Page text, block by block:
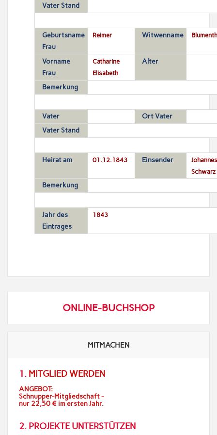
Vater Stand
Geburtsname
Frau
Reimer Witwenname
Vorname
Frau
Catharine
Elisabeth
Alter
Bemerkung
Vater
Ort Vater
Vater Stand
Heirat am 01.12.1843 Einsender
Johannes
Schwarz
Bemerkung
Jahr des
Eintrages
1843
ONLINE-BUCHSHOP
MITMACHEN
1. MITGLIED WERDEN
ANGEBOT:
Schnupper-Mitgliedschaft -
nur 22,50 € im ersten Jahr.
2. PROJEKTE UNTERSTÜTZEN